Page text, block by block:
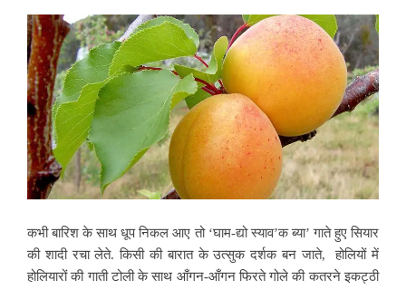
कभी बारिश के साथ धूप निकल आए तो ‘घाम-द्यो स्याव’क ब्या’ गाते हुए सियार
की शादी रचा लेते. किसी की बारात के उत्सुक दर्शक बन जाते, होलियों में
होलियारों की गाती टोली के साथ आँगन-आँगन फिरते गोले की कतरने इकट्ठी